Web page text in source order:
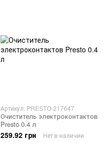
Артикул: PRESTO-217647
Очиститель электроконтактов
Presto 0.4 л
259.92 грн Нет в наличии